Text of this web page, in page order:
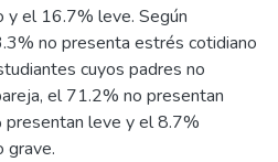
y el 16.7% leve. Según
no presenta estrés cotidiano
cuyos padres no
el 71.2% no presentan
leve y el 8.7%
grave.